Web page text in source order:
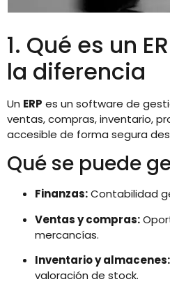
1. Qué es un
la diferencia
Un ERP es un software de
ventas, compras, inventario,
accesible de forma segura
Qué se puede
Finanzas:Contabilidad
Ventas y compras:
mercancías.
Inventario y almacenes:
valoración de stock.